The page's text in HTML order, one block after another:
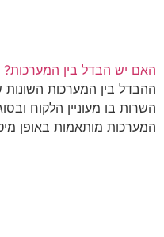
האם יש הבדל בין המערכות?
ההבדל בין המערכות השונות
השרות בו מעוניין הלקוח
המערכות מותאמות באופן